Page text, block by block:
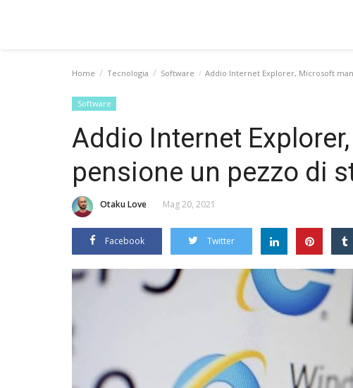
Home Tecnologia Software Addio Internet Explorer, Microsoft
Software
Addio Internet
pensione un pezzo di
Otaku Love Mag 20, 2021
Facebook Twitter